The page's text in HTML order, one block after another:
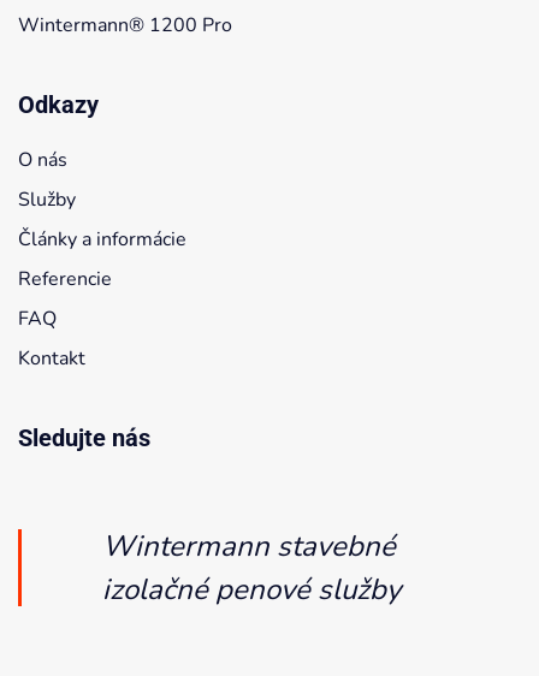
Wintermann® 1200 Pro
Odkazy
O nás
Služby
Články a informácie
Referencie
FAQ
Kontakt
Sledujte nás
Wintermann stavebné
izolačné penové služby